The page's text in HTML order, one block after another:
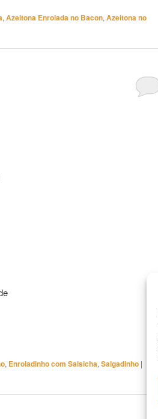
, Azeitona Enrolada no Bacon, Azeitona no
, Enroladinho com Salsicha, Salgadinho |